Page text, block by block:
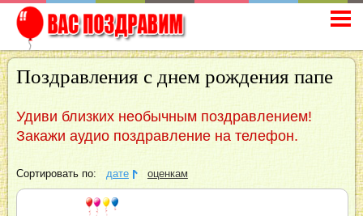
Поздравления с днем рождения папе
Удиви близких необычным поздравлением!
Закажи аудио поздравление на телефон.
Сортировать по: дате оценкам